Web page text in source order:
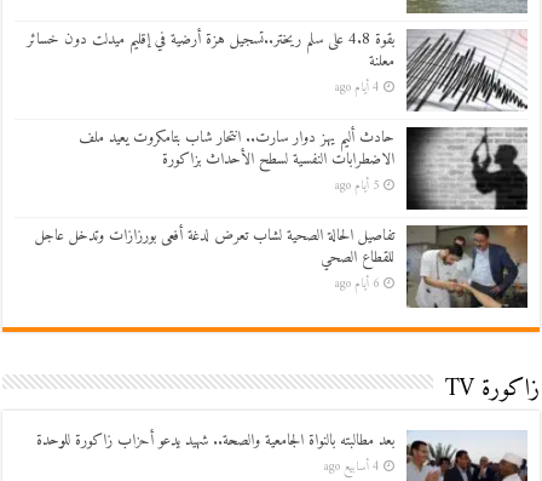
بقوة 4.8 على سلم ريختر..تسجيل هزة أرضية في إقليم ميدلت دون خسائر
معلنة
4 أيام ago
حادث أليم يهز دوار سارت.. انتحار شاب بتامكروت يعيد ملف
الاضطرابات النفسية لسطح الأحداث بزاكورة
5 أيام ago
تفاصيل الحالة الصحية لشاب تعرض لدغة أفعى بورزازات وتدخل عاجل
للقطاع الصحي
6 أيام ago
زاكورة TV
بعد مطالبته بالنواة الجامعية والصحة.. شهيد يدعو أحزاب زاكورة للوحدة
4 أسابيع ago